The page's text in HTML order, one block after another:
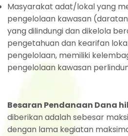
Masyarakat adat/lokal yang
pengelolaan kawasan
yang dilindungi dan dikelola
pengetahuan dan kearifan
pengelolaan, memiliki
pengelolaan kawasan
Besaran Pendanaan Dana
diberikan adalah sebesar
dengan lama kegiatan